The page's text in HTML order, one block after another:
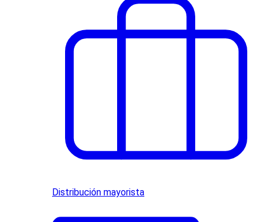
Distribución mayorista